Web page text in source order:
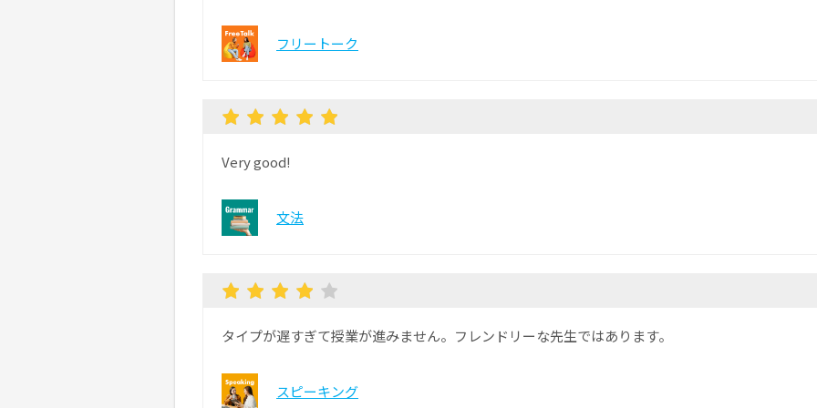
フリートーク
Very good!
文法
タイプが遅すぎて授業が進みません。フレンドリーな先生ではあります。
スピーキング